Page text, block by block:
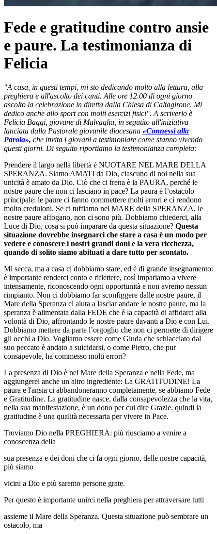
Fede e gratitudine contro ansie
e paure. La testimonianza di
Felicia
"A casa, in questi tempi, mi sto dedicando molto alla lettura, alla
preghiera e all'ascolto dei canti. Alle ore 12.00 di ogni giorno
ascolto la celebrazione in diretta dalla Chiesa di Caltagirone. Mi
dedico anche allo sport con molti esercizi fisici". A scriverlo è
Felicia Baggi, giovane di Malvaglia, in segutito all'iniziativa
lanciata dalla Pastorale giovanile diocesana «Connessi alla
Parola», che invita i giovani a testimoniare come stanno vivendo
questi giorni. Di seguito riportiamo la testimonianza completa:
Prendere il largo nella libertà è NUOTARE NEL MARE DELLA
SPERANZA. Siamo AMATI da Dio, ciascuno di noi nella sua
unicità è amato da Dio. Ciò che ci frena è la PAURA, perché le
nostre paure che non ci lasciano in pace? La paura è l’ostacolo
principale: le paure ci fanno commettere molti errori e ci rendono
molto creduloni. Se ci tuffiamo nel MARE della SPERANZA, le
nostre paure affogano, non ci sono più. Dobbiamo chiederci, alla
Luce di Dio, cosa si può imparare da questa situazione? Questa
situazione dovrebbe insegnarci che stare a casa è un modo per
vedere e conoscere i nostri grandi doni e la vera ricchezza,
quando di solito siamo abituati a dare tutto per scontato.
Mi secca, ma a casa ci dobbiamo stare, ed è di grande insegnamento:
è importante renderci conto e riflettere, così impariamo a vivere
intensamente, riconoscendo ogni opportunità e non avremo nessun
rimpianto. Non ci dobbiamo far sconfiggere dalle nostre paure, il
Mare della Speranza ci aiuta a lasciar andare le nostre paure, ma la
speranza è alimentata dalla FEDE che è la capacità di affidarci alla
volontà di Dio, affrontando le nostre paure davanti a Dio e con Lui.
Dobbiamo mettere da parte l’orgoglio che non ci permette di dirigere
gli occhi a Dio. Vogliamo essere come Giuda che schiacciato dal
suo peccato è andato a suicidarsi, o come Pietro, che pur
consapevole, ha commesso molti errori?
La presenza di Dio è nel Mare della Speranza e nella Fede, ma
aggiungerei anche un altro ingrediente: La GRATITUDINE! La
paura e l'ansia ci abbandoneranno completamente, se abbiamo Fede
e Gratitudine. La gratitudine nasce, dalla consapevolezza che la vita,
nella sua manifestazione, è un dono per cui dire Grazie, quindi la
gratitudine è una qualità necessaria per vivere in Pace.
Troviamo Dio nella PREGHIERA: più riusciamo a venire a
conoscenza della
sua presenza e dei doni che ci fa ogni giorno, delle nostre capacità,
più siamo
vicini a Dio e più saremo persone grate.
Per questo è importante unirci nella preghiera per attraversare tutti
assieme il Mare della Speranza. Questa situazione può sembrare un
ostacolo, ma